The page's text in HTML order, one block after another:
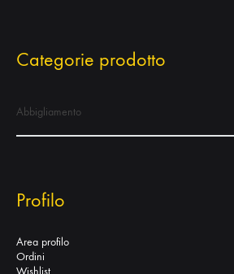
Categorie prodotto
Abbigliamento
Profilo
Area profilo
Ordini